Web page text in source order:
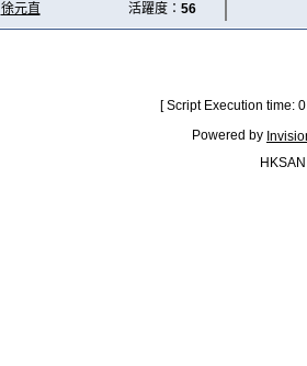
徐元直 活躍度： 56
[ Script Execution time:
Powered by